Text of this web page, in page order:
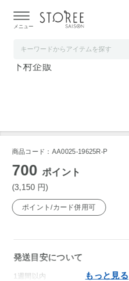
よる配送遅延が発生しております。
メニュー
日本製 ダンボールダスト
下村企販
商品コード：AA0025-19625R-P
700ポイント
(3,150 円)
ポイント/カード併用可
発送目安について
1週間以内